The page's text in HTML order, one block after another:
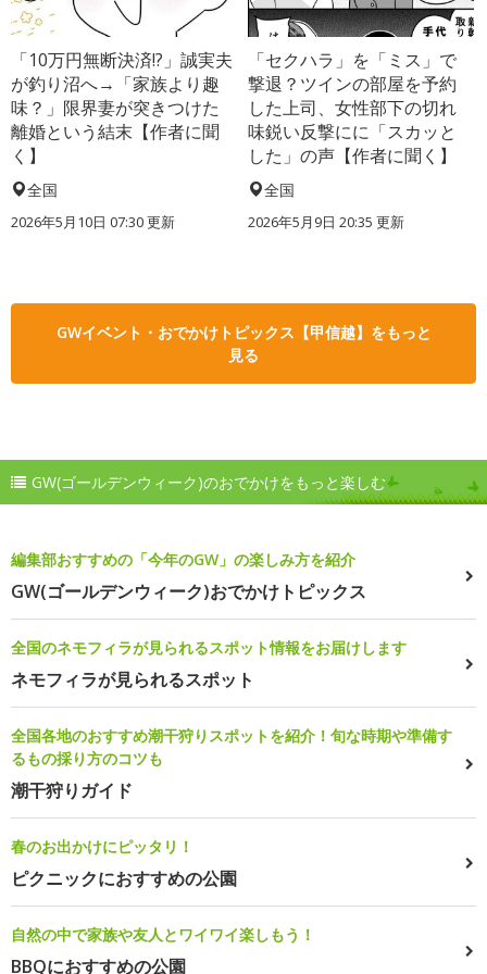
「10万円無断決済!?」誠実夫
が釣り沼へ→「家族より趣
味？」限界妻が突きつけた
離婚という結末【作者に聞
く】
全国
2026年5月10日 07:30 更新
「セクハラ」を「ミス」で
撃退？ツインの部屋を予約
した上司、女性部下の切れ
味鋭い反撃にに「スカッと
した」の声【作者に聞く】
全国
2026年5月9日 20:35 更新
GWイベント・おでかけトピックス【甲信越】をもっと
見る
GW(ゴールデンウィーク)のおでかけをもっと楽しむ
編集部おすすめの「今年のGW」の楽しみ方を紹介
GW(ゴールデンウィーク)おでかけトピックス
全国のネモフィラが見られるスポット情報をお届けします
ネモフィラが見られるスポット
全国各地のおすすめ潮干狩りスポットを紹介！旬な時期や準備す
るもの採り方のコツも
潮干狩りガイド
春のお出かけにピッタリ！
ピクニックにおすすめの公園
自然の中で家族や友人とワイワイ楽しもう！
BBQにおすすめの公園